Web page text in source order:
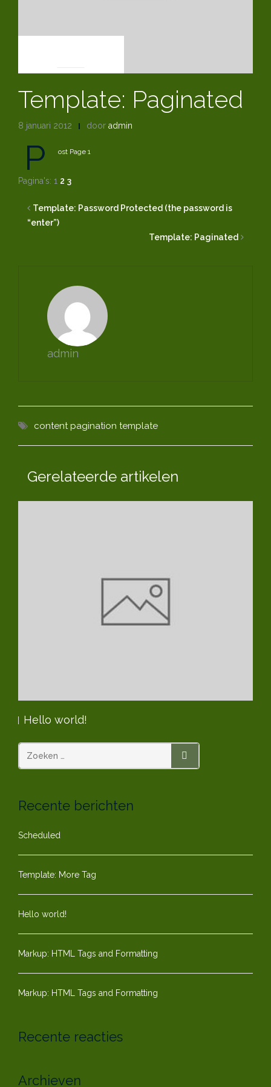
Template: Paginated
8 januari 2012 door admin
P ost Page 1
Pagina's: 1 2 3
Template: Password Protected (the password is
“enter”)
Template: Paginated
admin
content pagination template
Gerelateerde artikelen
Hello world!
ZOEKEN
Recente berichten
Scheduled
Template: More Tag
Hello world!
Markup: HTML Tags and Formatting
Markup: HTML Tags and Formatting
Recente reacties
Archieven